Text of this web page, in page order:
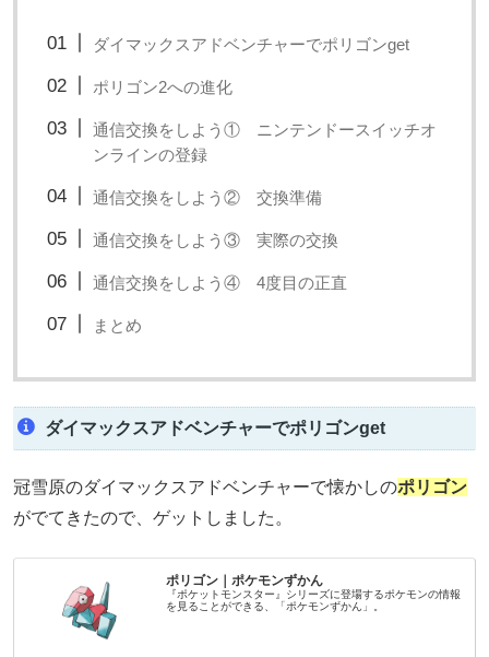
ダイマックスアドベンチャーでポリゴンget
ポリゴン2への進化
通信交換をしよう① ニンテンドースイッチオ
ンラインの登録
通信交換をしよう② 交換準備
通信交換をしよう③ 実際の交換
通信交換をしよう④ 4度目の正直
まとめ
ダイマックスアドベンチャーでポリゴンget
冠雪原のダイマックスアドベンチャーで懐かしのポリゴン
がでてきたので、ゲットしました。
ポリゴン｜ポケモンずかん
『ポケットモンスター』シリーズに登場するポケモンの情報
を見ることができる、「ポケモンずかん」。